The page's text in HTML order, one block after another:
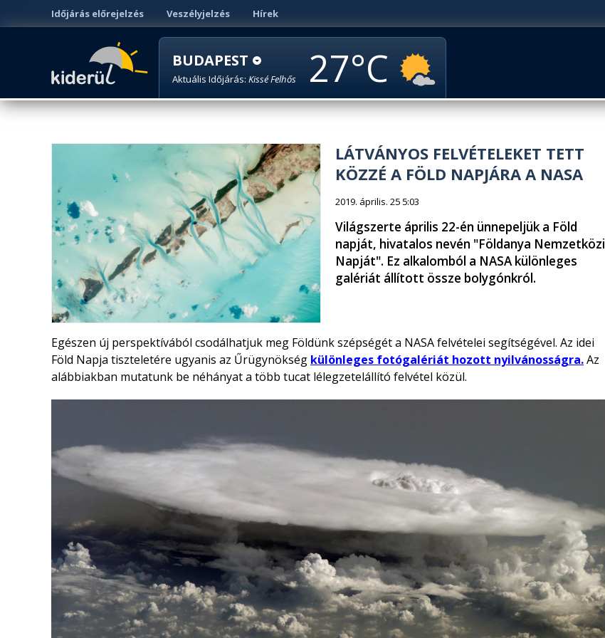
Időjárás előrejelzés Veszélyjelzés Hírek
BUDAPEST
Aktuális Időjárás: Kissé Felhős 27
LÁTVÁNYOS FELVÉTELEKET TETT
KÖZZÉ A FÖLD NAPJÁRA A NASA
2019. április. 25 5:03
Világszerte április 22-én ünnepeljük a Föld
napját, hivatalos nevén "Földanya Nemzetközi
Napját". Ez alkalomból a NASA különleges
galériát állított össze bolygónkról.
Egészen új perspektívából csodálhatjuk meg Földünk szépségét a NASA felvételei segítségével. Az idei
Föld Napja tiszteletére ugyanis az Űrügynökség különleges fotógalériát hozott nyilvánosságra.Az
alábbiakban mutatunk be néhányat a több tucat lélegzetelállító felvétel közül.